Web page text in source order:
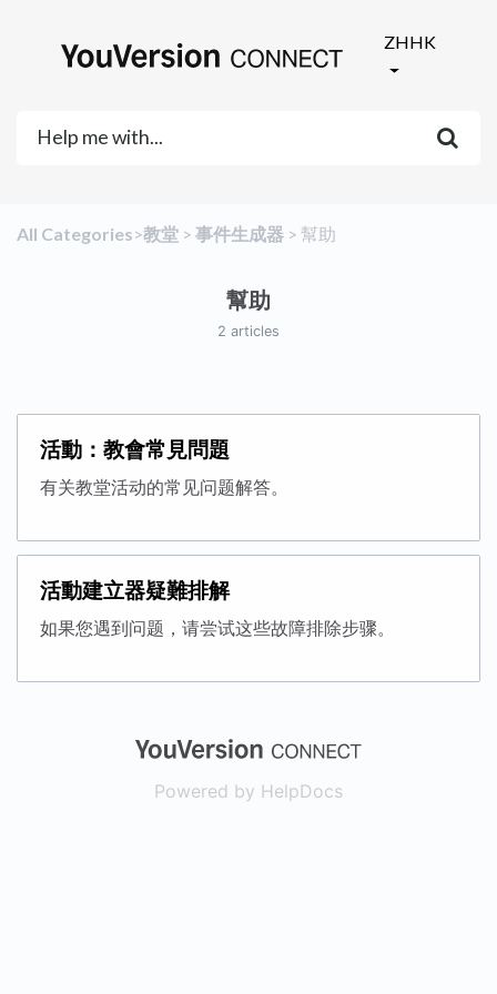
ZHHK
All Categories​>​​教堂 ​ > ​ ​事件生成器 ​ > ​ ​幫助
幫助
2 articles
活動：教會常見問題
有关教堂活动的常见问题解答。
活動建立器疑難排解
如果您遇到问题，请尝试这些故障排除步骤。
(opens in a
Powered by HelpDocs